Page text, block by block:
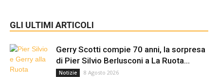
GLI ULTIMI ARTICOLI
Gerry Scotti compie 70 anni, la sorpresa
di Pier Silvio Berlusconi a La Ruota...
Notizie 8 Agosto 2026